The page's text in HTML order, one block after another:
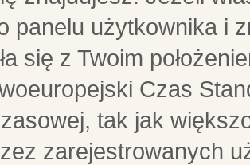
panelu użytkownika i
się z Twoim
Czas
tak jak
zarejestrowanych